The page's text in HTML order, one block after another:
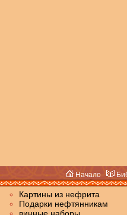
Начало
Картины из нефрита
Подарки нефтянникам